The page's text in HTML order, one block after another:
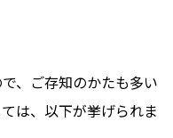
、ご存知のかたも多い
は、以下が挙げられま